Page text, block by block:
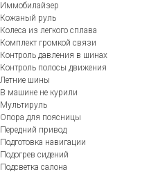
Иммобилайзер
Кожаный руль
Колеса из легкого сплава
Комплект громкой связи
Контроль давления в шинах
Контроль полосы движения
Летние шины
В машине не курили
Мультируль
Опора для поясницы
Передний привод
Подготовка навигации
Подогрев сидений
Подсветка салона